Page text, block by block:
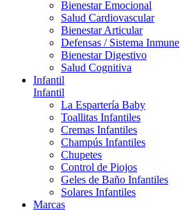
Bienestar Emocional
Salud Cardiovascular
Bienestar Articular
Defensas / Sistema Inmune
Bienestar Digestivo
Salud Cognitiva
Infantil
Infantil
La Espartería Baby
Toallitas Infantiles
Cremas Infantiles
Champús Infantiles
Chupetes
Control de Piojos
Geles de Baño Infantiles
Solares Infantiles
Marcas